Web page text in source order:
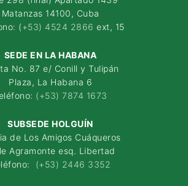
Matanzas 14100, Cuba
(+53) 4524 2866 ext, 15
SEDE EN LA HABANA
No. 87 e/ Conill y Tulipán
Plaza, La Habana 6
(+53) 7874 1673
SUBSEDE HOLGUÍN
de Los Amigos Cuáqueros
Agramonte esq. Libertad
(+53) 2446 3352